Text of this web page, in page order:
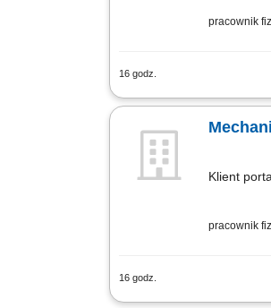
pracownik
16 godz.
Opis
Klient
pracownik
16 godz.